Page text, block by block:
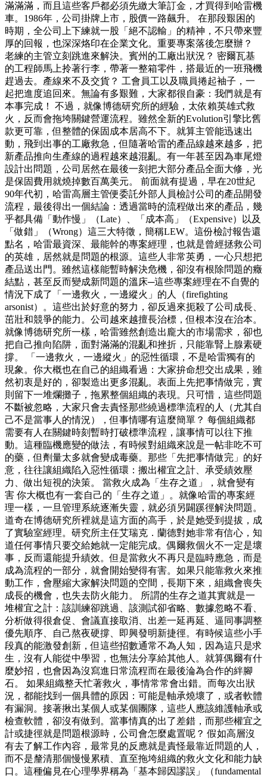
滿滿滿，而且這些客戶都必須先繳大筆訂金，才買得到哈雷機
車。1986年，公司掛牌上市，股價一路飆升。 在那段艱困的
時期，全公司上下練就一股「絕不認輸」的精神，不只帶來豐
厚的回報，也深深烙印在企業文化。重要專案落後怎麼辦？
老練的主管立刻跳進來解決。賓州的工廠出狀況？ 密爾瓦基
的工程師馬上拎著行李，帶著一整箱零件，搭最近的一班飛機
趕過去。產線來不及交貨？ 工會員工以及職員捲起袖子，一
起把進度追回來。無論有多艱難，大家都很自豪：我們就是有
本事完成！ 不過，就像博德研究所的經驗，太依賴英雄式救
火，反而會拖垮關鍵營運流程。雖然全新的Evolution引擎比舊
款更可靠，但整體的保固成本居高不下。就算主管能迅速出
動，飛到出事的工廠救急，但隨著哈雷的產品線越來越多，把
新產品推向生產線的過程越來越混亂。有一年甚至因為車尾燈
設計出問題，公司居然在最後一刻把大部分產品全面大修，光
是保固費用就燒掉數百萬美元。 前面就有提過，早在20世紀
90年代初，哈雷高層主管便委託外部人員檢討公司的產品開發
流程，最後得出一個結論：透過當時的流程做出來的產品，幾
乎都具備「動作慢」（Late）、「成本高」（Expensive）以及
「做錯」（Wrong）這三大特徵，簡稱LEW。這份檢討報告還
點名，哈雷最資深、最能幹的專案經理，也就是曾經拯救公司
的英雄，居然就是問題的根源。這些人非常英勇，一心只想把
產品送出門。雖然這樣能暫時解決危機，卻沒有根除問題的癥
結點，甚至反而變成新問題的溫床─這些專案經理在不自覺的
情況下成了「一邊救火，一邊縱火」的人（firefighting
arsonist）。這些出於好意的努力，卻反過來扼殺了公司成長、
茁壯和競爭的能力。公司越來越擅長治標，但根本沒在治本。
就像博德研究所一樣，哈雷雖然創造出龐大的市場需求，卻也
把自己推向陷阱，面對滿滿的混亂和挫折，只能靠腎上腺素硬
撐。 「一邊救火，一邊縱火」的惡性循環，不是哈雷獨有的
現象。你大概也在自己的組織看過：大家拚命想交出成果，雖
然初衷是好的，卻製造出更多混亂。表面上先把事情做完，實
則留下一堆爛攤子，拖累整個組織的表現。只可惜，這些問題
不斷被忽略，大家只會去責怪那些繞過標準流程的人（尤其自
己不是當事人的情況），但事情哪有這麼簡單？ 每個組織都
需要有人在關鍵時刻暫時打破標準流程，讓事情可以往下推
動。這種臨機應變的做法，有時候對組織來說是一帖非吃不可
的藥，但劑量太多就會變成毒藥。那些「先把事情做完」的好
意，往往讓組織陷入惡性循環：搬出權宜之計、承受績效壓
力、做出短視的決策。 當救火成為「生存之道」，就會變有
害 你大概也有一套自己的「生存之道」。就像哈雷的專案經
理一樣，一旦管理系統逐漸失靈，就必須另闢蹊徑解決問題。
道奇在博德研究所裡就是這方面的高手，於是她受到提拔，成
了實驗室經理。研究所主任艾瑞克．蘭德對她非常有信心，知
道任何事情只要交給她就一定能完成。偶爾救個火不一定是壞
事，反而還能提升績效。但是當救火不再只是臨時應急，而是
成為流程的一部分，就會開始變得有害。如果只能靠救火來推
動工作，會壓縮大家解決問題的空間，長期下來，組織會喪失
成長的機會，也失去防火能力。 所謂的生存之道其實就是一
堆權宜之計：該訓練卻跳過、該測試卻省略、數據忽略不看、
分析做得很倉促、會議直接取消、出差一延再延、逼同事調整
優先順序、自己熬夜硬撐、即興發明新捷徑。有時候這些小手
段真的能激發創新，但這些招數通常不為人知，因為這只是求
生，沒有人能從中學習，也無法分享給其他人。就算偶爾有什
麼妙招，也會因為沒寫進日常流程而在最後淪為合作的絆腳
石。 如果組織整天忙著救火，事情常常會出錯。而每次出狀
況，都能找到一個具體的原因：可能是軸承燒壞了，或者軟體
有漏洞。接著揪出某個人或某個團隊，這些人應該維護軸承或
檢查軟體，卻沒有做到。當事情真的出了差錯，而那些權宜之
計或捷徑就是問題根源時，公司會怎麼處置呢？ 假如高層沒
有去了解工作內容，最常見的反應就是責怪最靠近問題的人，
而不是釐清那個慢慢累積、直至拖垮組織的救火文化和能力缺
口。這種偏見在心理學界稱為「基本歸因謬誤」（fundamental